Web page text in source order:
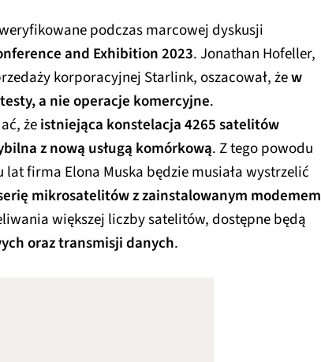
podczas marcowej dyskusji
and Exhibition 2023. Jonathan Hofeller,
korporacyjnej Starlink, oszacował, żew
a nie operacje komercyjne.
żeistniejąca konstelacja 4265 satelitów
z nową usługą komórkową. Z tego powodu
firma Elona Muska będzie musiała wystrzelić
mikrosatelitów z zainstalowanym modemem
większej liczby satelitów, dostępne będą
oraz transmisji danych.